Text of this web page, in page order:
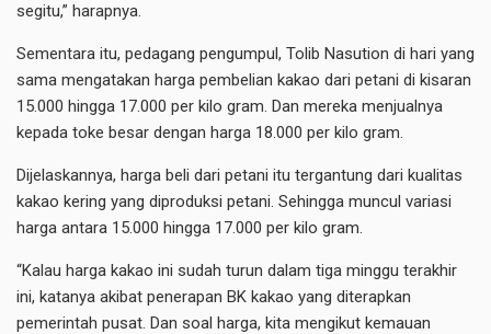
segitu,” harapnya.
Sementara itu, pedagang pengumpul, Tolib Nasution di hari yang
sama mengatakan harga pembelian kakao dari petani di kisaran
15.000 hingga 17.000 per kilo gram. Dan mereka menjualnya
kepada toke besar dengan harga 18.000 per kilo gram.
Dijelaskannya, harga beli dari petani itu tergantung dari kualitas
kakao kering yang diproduksi petani. Sehingga muncul variasi
harga antara 15.000 hingga 17.000 per kilo gram.
“Kalau harga kakao ini sudah turun dalam tiga minggu terakhir
ini, katanya akibat penerapan BK kakao yang diterapkan
pemerintah pusat. Dan soal harga, kita mengikut kemauan